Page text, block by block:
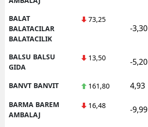
BALAT
BALATACILAR
BALATACILIK
73,25
-3,30
BALSU BALSU
GIDA
13,50 -5,20
BANVT BANVIT 161,80 4,93
BARMA BAREM
AMBALAJ
16,48 -9,99